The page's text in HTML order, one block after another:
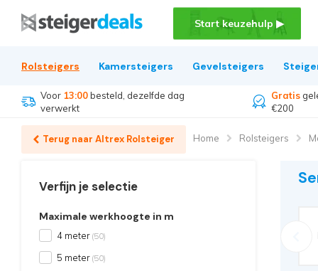
Start keuzehulp ▶
Rolsteigers Kamersteigers Gevelsteigers
Voor 13:00besteld, dezelfde dag
verwerkt
Gratis
€200
Terug naar Altrex Rolsteiger Home Rolsteigers
Verfijn je selectie
Maximale werkhoogte in m
4 meter (50)
5 meter (50)